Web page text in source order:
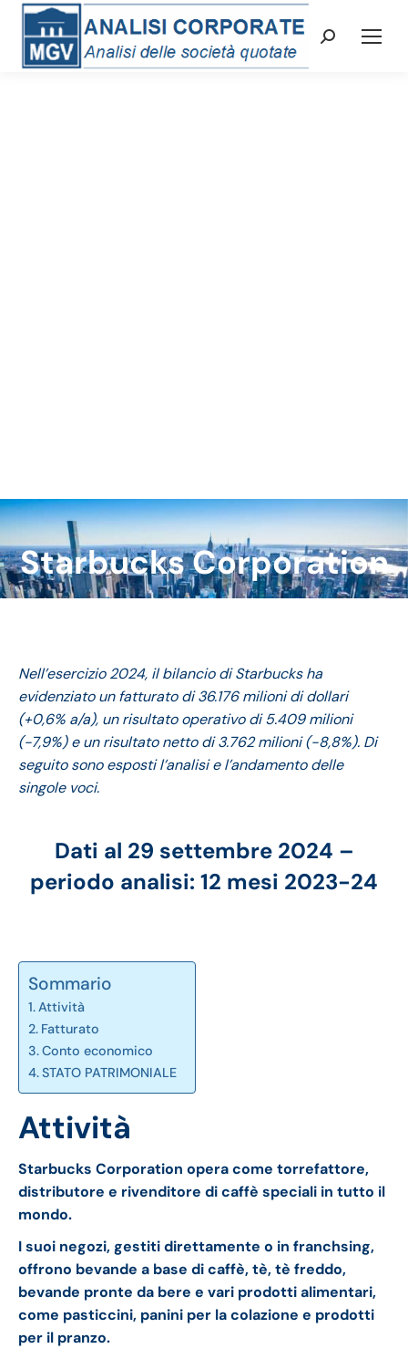
Cerca:
Starbucks Corporation
Tu sei qui:
Nell’esercizio 2024, il bilancio di Starbucks ha
evidenziato un fatturato di 36.176 milioni di dollari
(+0,6% a/a), un risultato operativo di 5.409 milioni
(-7,9%) e un risultato netto di 3.762 milioni (-8,8%). Di
seguito sono esposti l’analisi e l’andamento delle
singole voci.
Dati al 29 settembre 2024 –
periodo analisi: 12 mesi 2023-24
Sommario
Attività
Fatturato
Conto economico
STATO PATRIMONIALE
Attività
Starbucks Corporation opera come torrefattore,
distributore e rivenditore di caffè speciali in tutto il
mondo.
I suoi negozi, gestiti direttamente o in franchsing,
offrono bevande a base di caffè, tè, tè freddo,
bevande pronte da bere e vari prodotti alimentari,
come pasticcini, panini per la colazione e prodotti
per il pranzo.